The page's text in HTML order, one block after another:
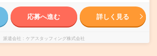
応募へ進む 詳しく見る
派遣会社 ケアスタッフィング株式会社